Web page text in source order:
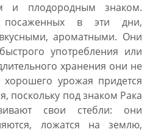
и плодородным знаком.
в эти дни,
ароматными. Они
употребления или
хранения они не
урожая придется
поскольку под знаком Рака
свои стебли: они
ложатся на землю,